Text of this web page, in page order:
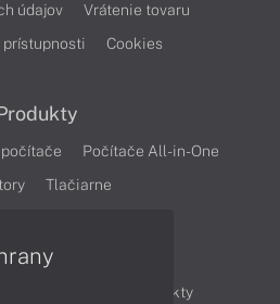
údajov
Vrátenie tovaru
prístupnosti
Cookies
Počítače All-in-One
Tlačiarne
Články
Produkty